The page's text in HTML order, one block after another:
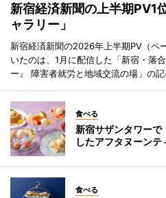
新宿経済新聞の上半期PV1
ャラリー」
新宿経済新聞の2026年上半期PV（ペ
いたのは、1月に配信した「新宿・落
ー』 障害者就労と地域交流の場」の記
食べる
新宿サザンタワーで
したアフタヌーンテ
食べる